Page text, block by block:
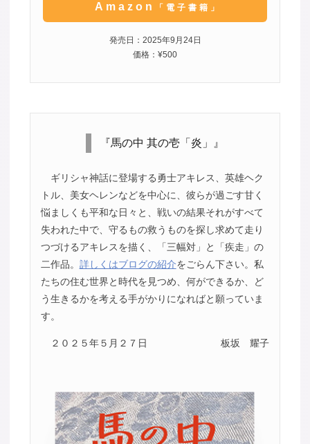
Amazon 「電子書籍」
発売日：2025年9月24日
価格：¥500
『馬の中 其の壱「炎」』
ギリシャ神話に登場する勇士アキレス、英雄ヘク
トル、美女ヘレンなどを中心に、彼らが過ごす甘く
悩ましくも平和な日々と、戦いの結果それがすべて
失われた中で、守るもの救うものを探し求めて走り
つづけるアキレスを描く、「三幅対」と「疾走」の
二作品。 詳しくはブログの紹介をごらん下さい。私
たちの住む世界と時代を見つめ、何ができるか、ど
う生きるかを考える手がかりになればと願っていま
す。
２０２５年５月２７日 板坂 耀子